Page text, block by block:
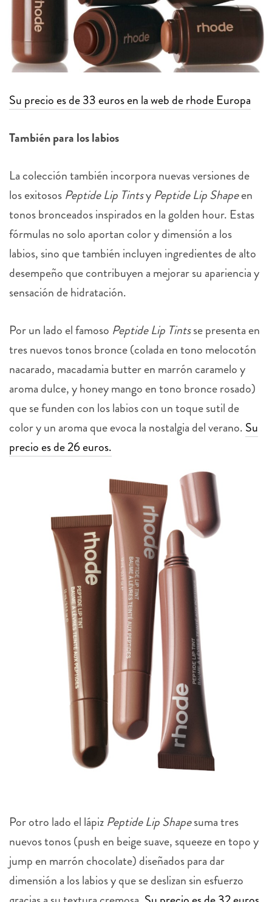
Su precio es de 33 euros en la web de rhode Europa
También para los labios
La colección también incorpora nuevas versiones de
los exitosos Peptide Lip Tintsy Peptide Lip Shapeen
tonos bronceados inspirados en la golden hour. Estas
fórmulas no solo aportan color y dimensión a los
labios, sino que también incluyen ingredientes de alto
desempeño que contribuyen a mejorar su apariencia y
sensación de hidratación.
Por un lado el famoso Peptide Lip Tintsse presenta en
tres nuevos tonos bronce (colada en tono melocotón
nacarado, macadamia butter en marrón caramelo y
aroma dulce, y honey mango en tono bronce rosado)
que se funden con los labios con un toque sutil de
color y un aroma que evoca la nostalgia del verano. Su
precio es de 26 euros.
Por otro lado el lápiz Peptide Lip Shapesuma tres
nuevos tonos (push en beige suave, squeeze en topo y
jump en marrón chocolate) diseñados para dar
dimensión a los labios y que se deslizan sin esfuerzo